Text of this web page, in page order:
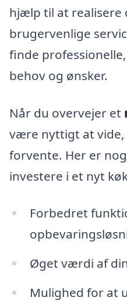
hjælp til at realisere
brugervenlige
finde
behov og ønsker.
Når du overvejer et
være nyttigt at vide,
forvente. Her er
investere i et nyt
Forbedret
Øget værdi af
Mulighed for at